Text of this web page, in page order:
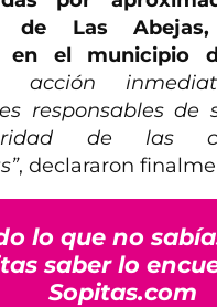
de Las Abejas,
en el municipio
acción
responsables de
de las
, declararon
lo que no
saber lo
Sopitas.com